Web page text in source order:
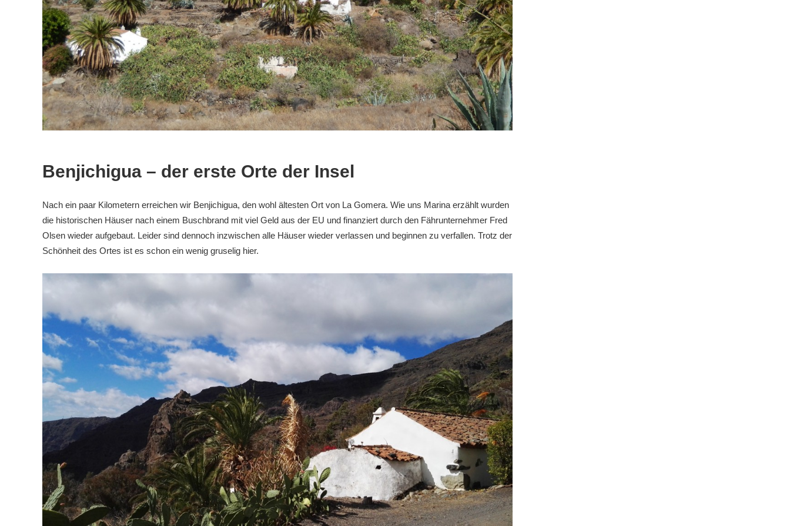
Benjichigua – der erste Orte der Insel
Nach ein paar Kilometern erreichen wir Benjichigua, den wohl ältesten Ort von La Gomera. Wie uns Marina erzählt wurden
die historischen Häuser nach einem Buschbrand mit viel Geld aus der EU und finanziert durch den Fährunternehmer Fred
Olsen wieder aufgebaut. Leider sind dennoch inzwischen alle Häuser wieder verlassen und beginnen zu verfallen. Trotz der
Schönheit des Ortes ist es schon ein wenig gruselig hier.